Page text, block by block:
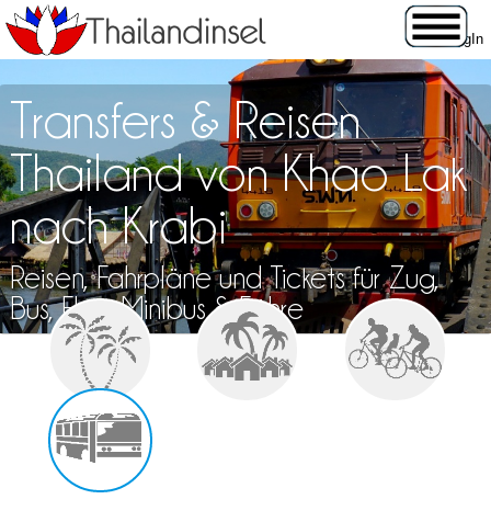
Transfers & Reisen
Thailand von Khao Lak
nach Krabi
Reisen, Fahrpläne und Tickets für Zug,
Bus, Flug, Minibus & Fähre